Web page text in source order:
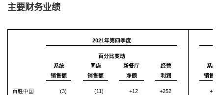
主要财务业绩
2021年第四季度
百分比变动
系统
销售额
同店
销售额
新餐厅
净额
经营
利润
系统
销售额
百胜中国 (3) (11) +12 +252 +10